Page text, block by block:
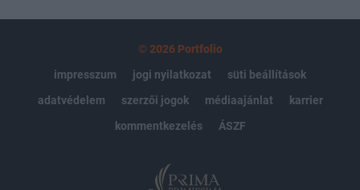
© 2026 Portfolio
impresszum
jogi nyilatkozat
süti beállítások
adatvédelem
szerzői jogok médiaajánlat
karrier
kommentkezelés
ÁSZF